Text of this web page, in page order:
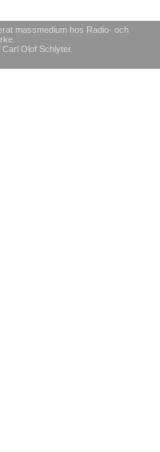
massmedium hos Radio- och
Olof Schlyter.